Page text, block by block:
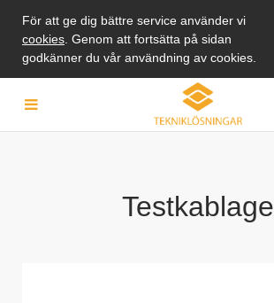
För att ge dig bättre service använder vi
cookies . Genom att fortsätta på sidan
godkänner du vår användning av cookies.
Testkablage